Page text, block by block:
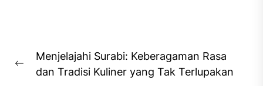
navigation
Previous
Menjelajahi Surabi: Keberagaman Rasa
dan Tradisi Kuliner yang Tak Terlupakan